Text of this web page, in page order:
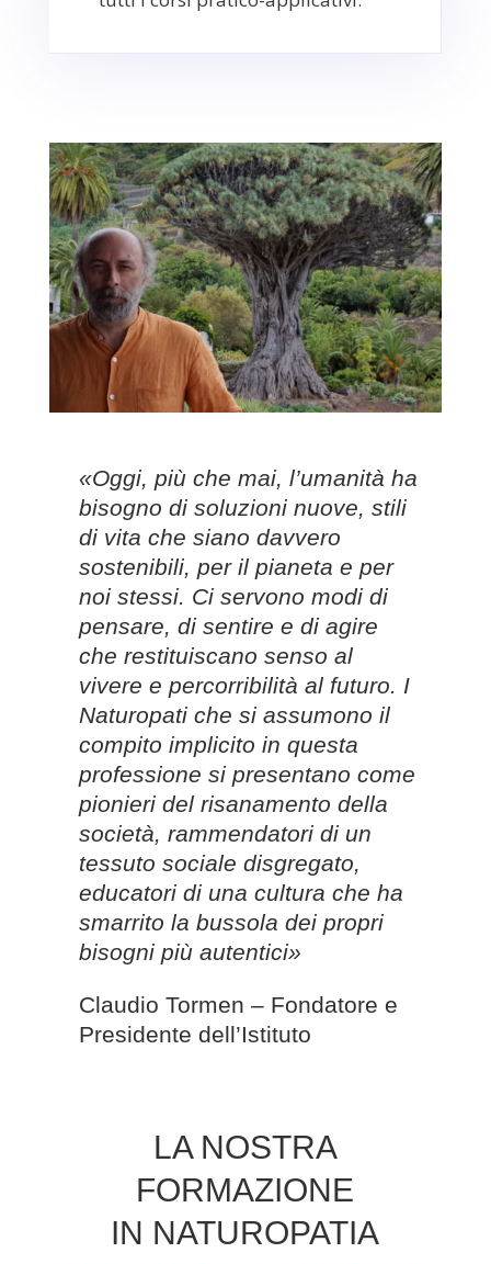
«Oggi, più che mai, l’umanità ha
bisogno di soluzioni nuove, stili
di vita che siano davvero
sostenibili, per il pianeta e per
noi stessi. Ci servono modi di
pensare, di sentire e di agire
che restituiscano senso al
vivere e percorribilità al futuro. I
Naturopati che si assumono il
compito implicito in questa
professione si presentano come
pionieri del risanamento della
società, rammendatori di un
tessuto sociale disgregato,
educatori di una cultura che ha
smarrito la bussola dei propri
bisogni più autentici»
Claudio Tormen – Fondatore e
Presidente dell’Istituto
LA NOSTRA
FORMAZIONE
IN NATUROPATIA